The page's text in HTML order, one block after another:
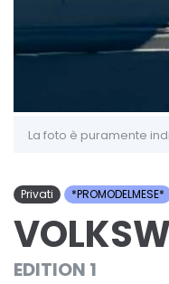
La foto è puramente
Privati *PROMODELMESE*
EDITION 1